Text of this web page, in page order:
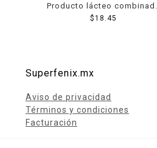
Producto lácteo combinado
Nutri entera en polvo 120 g
$18.45
Superfenix.mx
Aviso de privacidad
Términos y condiciones
Facturación